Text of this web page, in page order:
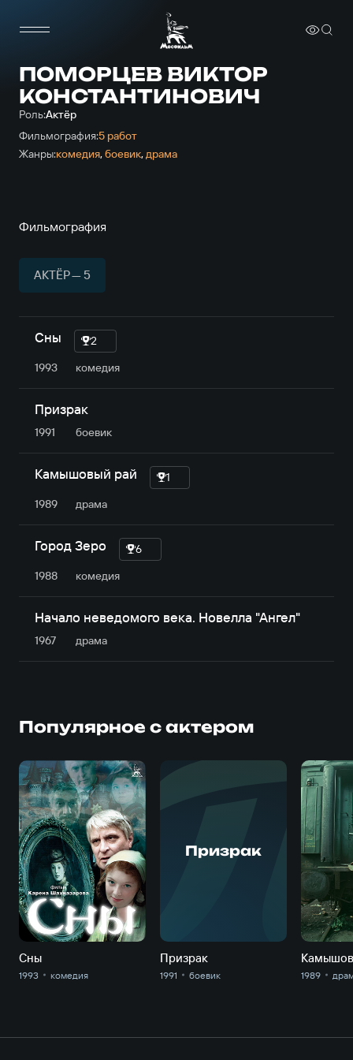
ПОМОРЦЕВ ВИКТОР
КОНСТАНТИНОВИЧ
Роль:Актёр
Фильмография:5 работ
Жанры:комедия,боевик,драма
Фильмография
АКТЁР — 5
Сны
2
1993
комедия
Призрак
1991 боевик
Камышовый рай
1
1989
драма
Город Зеро
6
1988
комедия
Начало неведомого века. Новелла "Ангел"
1967 драма
Популярное с актером
Сны
1993 комедия
Призрак
Призрак
1991 боевик 1989